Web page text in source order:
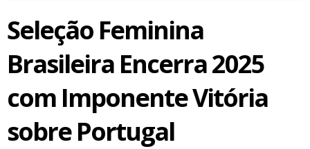
Seleção Feminina
Brasileira Encerra 2025
com Imponente Vitória
sobre Portugal